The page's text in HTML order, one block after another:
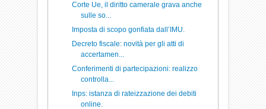
Corte Ue, il diritto camerale grava anche
sulle so...
Imposta di scopo gonfiata dall’IMU.
Decreto fiscale: novità per gli atti di
accertamen...
Conferimenti di partecipazioni: realizzo
controlla...
Inps: istanza di rateizzazione dei debiti
online.